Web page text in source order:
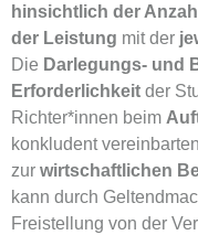
hinsichtlich der
der Leistung mit der
Die Darlegungs- und
Erforderlichkeit der
Richter*innen beim
konkludent vereinbarten
zur wirtschaftlichen
kann durch
Freistellung von der